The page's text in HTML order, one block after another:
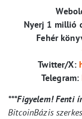
Nyerj 1 millió
Fehér
Twitter/X:
Telegram:
***Figyelem! Fenti
BitcoinBázis